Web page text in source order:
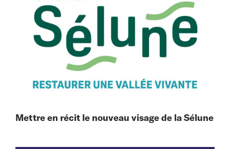
Mettre en récit le nouveau visage de la Sélune